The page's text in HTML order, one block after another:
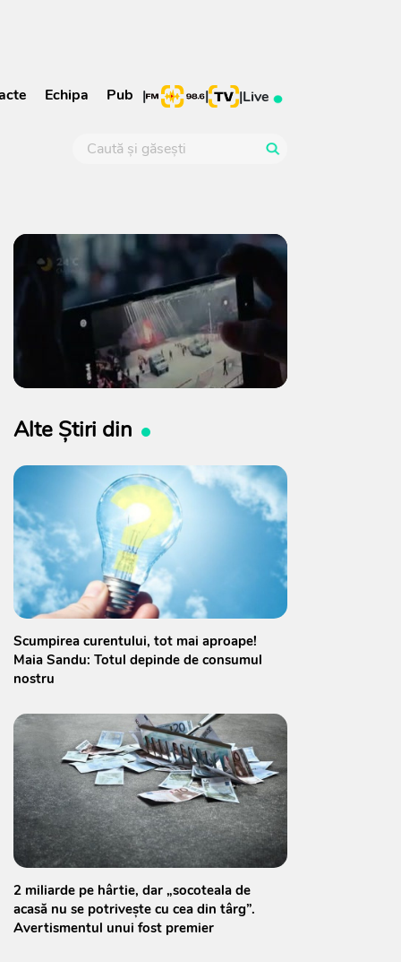
Echipa Pub | | |Live
Alte Știri din
Scumpirea curentului, tot mai aproape!
Maia Sandu: Totul depinde de consumul
nostru
2 miliarde pe hârtie, dar „socoteala de
acasă nu se potrivește cu cea din târg”.
Avertismentul unui fost premier